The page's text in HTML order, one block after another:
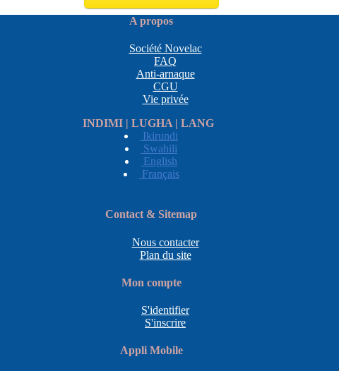
A propos
Société Novelac
FAQ
Anti-arnaque
CGU
Vie privée
INDIMI | LUGHA | LANG
Ikirundi
Swahili
English
Français
Contact & Sitemap
Nous contacter
Plan du site
Mon compte
S'identifier
S'inscrire
Appli Mobile